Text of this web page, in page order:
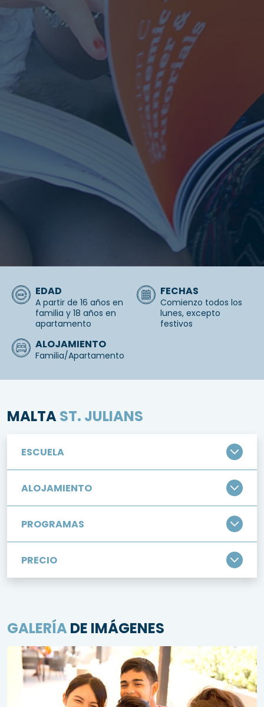
EDAD
A partir de 16 años en
familia y 18 años en
apartamento
FECHAS
Comienzo todos los
lunes, excepto
festivos
ALOJAMIENTO
Familia/Apartamento
MALTAST. JULIANS
ESCUELA
ALOJAMIENTO
PROGRAMAS
PRECIO
GALERÍA DE IMÁGENES